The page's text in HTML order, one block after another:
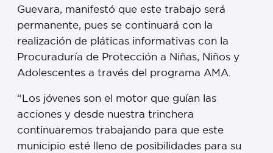
Guevara, manifestó que este trabajo será
permanente, pues se continuará con la
realización de pláticas informativas con la
Procuraduría de Protección a Niñas, Niños y
Adolescentes a través del programa AMA.
“Los jóvenes son el motor que guían las
acciones y desde nuestra trinchera
continuaremos trabajando para que este
municipio esté lleno de posibilidades para su